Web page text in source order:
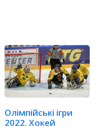
Олімпійські ігри
2022. Хокей